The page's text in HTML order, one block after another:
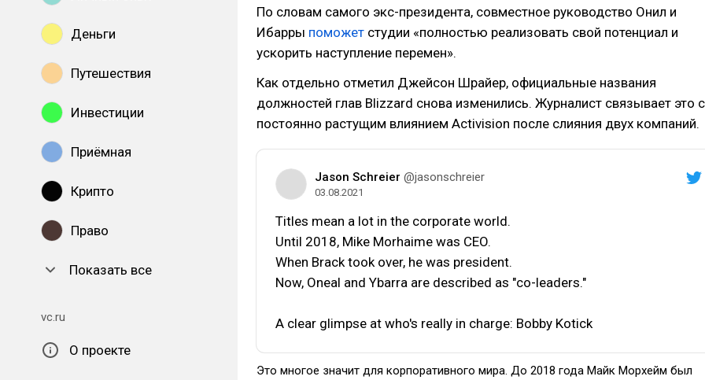
Деньги
Путешествия
Инвестиции
Приёмная
Крипто
Право
Показать все
vc.ru
О проекте
По словам самого экс-президента, совместное руководство Онил и
Ибарры поможет студии «полностью реализовать свой потенциал и
ускорить наступление перемен».
Как отдельно отметил Джейсон Шрайер, официальные названия
должностей глав Blizzard снова изменились. Журналист связывает это с
постоянно растущим влиянием Activision после слияния двух компаний.
Jason Schreier @jasonschreier
03.08.2021
Titles mean a lot in the corporate world.
Until 2018, Mike Morhaime was CEO.
When Brack took over, he was president.
Now, Oneal and Ybarra are described as "co-leaders."
A clear glimpse at who's really in charge: Bobby Kotick
Это многое значит для корпоративного мира. До 2018 года Майк Морхейм был